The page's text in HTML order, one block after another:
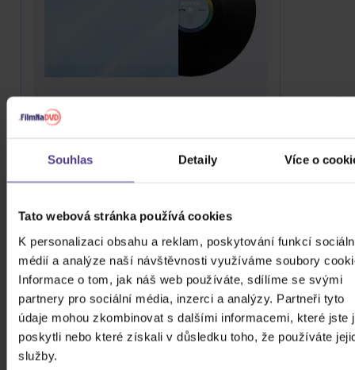
Souhlas Detaily Více o
Tato webová stránka používá cookies
K personalizaci obsahu a reklam, poskytování funkcí
médií a analýze naší návštěvnosti využíváme soubory
Informace o tom, jak náš web používáte, sdílíme se svými
partnery pro sociální média, inzerci a analýzy. Partneři tyto
údaje mohou zkombinovat s dalšími informacemi, které jste
poskytli nebo které získali v důsledku toho, že používáte
služby.
Vinyl
DO KOŠÍKU